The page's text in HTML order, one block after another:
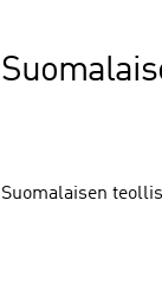
Suomalaisen